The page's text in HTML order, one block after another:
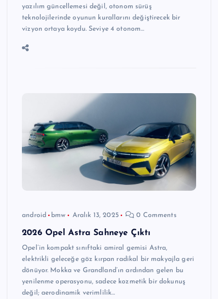
yazılım güncellemesi değil, otonom sürüş
teknolojilerinde oyunun kurallarını değiştirecek bir
vizyon ortaya koydu. Seviye 4 otonom…
android bmw Aralık 13, 2025 0 Comments
2026 Opel Astra Sahneye Çıktı
Opel’in kompakt sınıftaki amiral gemisi Astra,
elektrikli geleceğe göz kırpan radikal bir makyajla geri
dönüyor. Mokka ve Grandland’ın ardından gelen bu
yenilenme operasyonu, sadece kozmetik bir dokunuş
değil; aerodinamik verimlilik…